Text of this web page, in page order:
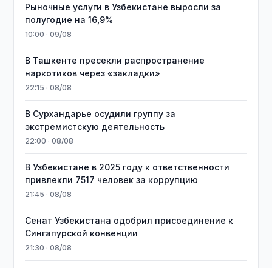
Рыночные услуги в Узбекистане выросли за
полугодие на 16,9%
10:00 · 09/08
В Ташкенте пресекли распространение
наркотиков через «закладки»
22:15 · 08/08
В Сурхандарье осудили группу за
экстремистскую деятельность
22:00 · 08/08
В Узбекистане в 2025 году к ответственности
привлекли 7517 человек за коррупцию
21:45 · 08/08
Сенат Узбекистана одобрил присоединение к
Сингапурской конвенции
21:30 · 08/08